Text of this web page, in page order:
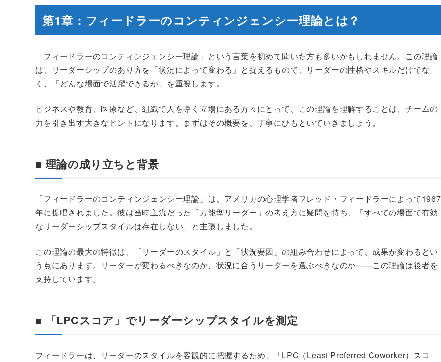
第1章：フィードラーのコンティンジェンシー理論とは？
「フィードラーのコンティンジェンシー理論」という言葉を初めて聞いた方も多いかもしれません。この理論
は、リーダーシップのあり方を「状況によって変わる」と捉えるもので、リーダーの性格やスキルだけでな
く、「どんな場面で活躍できるか」を重視します。
ビジネスや教育、医療など、組織で人を導く立場にある方々にとって、この理論を理解することは、チームの
力を引き出す大きなヒントになります。まずはその概要を、丁寧にひもといていきましょう。
■ 理論の成り立ちと背景
「フィードラーのコンティンジェンシー理論」は、アメリカの心理学者フレッド・フィードラーによって1967
年に提唱されました。彼は当時主流だった「万能型リーダー」の考え方に疑問を持ち、「すべての場面で有効
なリーダーシップスタイルは存在しない」と主張しました。
この理論の最大の特徴は、「リーダーのスタイル」と「状況要因」の組み合わせによって、成果が変わるとい
う点にあります。リーダーが変わるべきなのか、状況に合うリーダーを選ぶべきなのか——この理論は後者を
支持しています。
■ 「LPCスコア」でリーダーシップスタイルを測定
フィードラーは、リーダーのスタイルを客観的に把握するため、「LPC（Least Preferred Coworker）スコ